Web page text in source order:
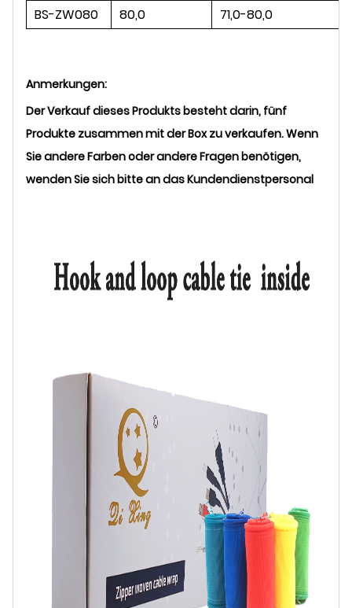
BS-ZW080
80,0 71,0-80,0
Anmerkungen:
Der Verkauf dieses Produkts besteht darin, fünf
Produkte zusammen mit der Box zu verkaufen. Wenn
Sie andere Farben oder andere Fragen benötigen,
wenden Sie sich bitte an das Kundendienstpersonal